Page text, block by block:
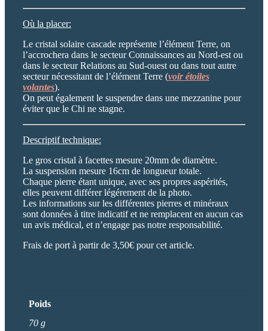
Où la placer:
Le cristal solaire cascade représente l’élément Terre, on
l’accrochera dans le secteur Connaissances au Nord-est ou
dans le secteur Relations au Sud-ouest ou dans tout autre
secteur nécessitant de l’élément Terre (voir étoiles
volantes).
On peut également le suspendre dans une mezzanine pour
éviter que le Chi ne stagne.
Descriptif technique:
Le gros cristal à facettes mesure 20mm de diamètre.
La suspension mesure 16cm de longueur totale.
Chaque pierre étant unique, avec ses propres aspérités,
elles peuvent différer légérement de la photo.
Les informations sur les différentes pierres et minéraux
sont données à titre indicatif et ne remplacent en aucun cas
un avis médical, et n’engage pas notre responsabilité.
Frais de port à partir de 3,50€ pour cet article.
Poids
70 g